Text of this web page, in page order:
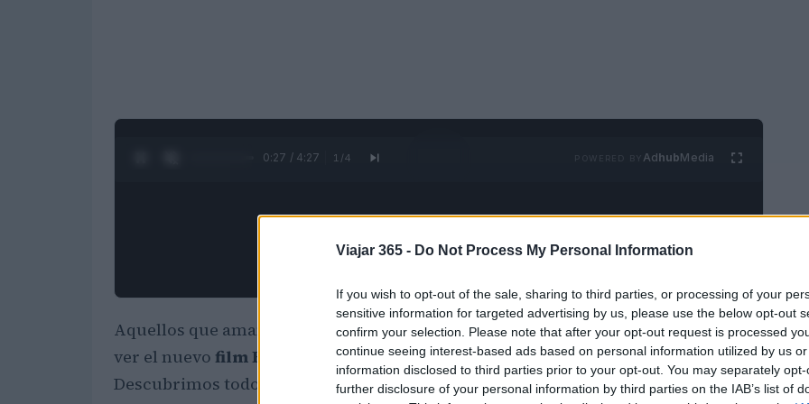
Viajar 365 - Do Not Process My Personal Information
If you wish to opt-out of the sale, sharing to third parties, or processing of your
sensitive information for targeted advertising by us, please use the below opt-out
confirm your selection. Please note that after your opt-out request is processed
continue seeing interest-based ads based on personal information utilized by us
information disclosed to third parties prior to your opt-out. You may separately
further disclosure of your personal information by third parties on the IAB’s list of
0:28 / 4:27 1 /4 AdhubMedia
Aquellos que aman las comedias sentimentales de otras épocas estarán felices de
ver el nuevo film Emma , lanzado en 2020, pero¿Dónde fue filmado ?
Descubrimos todos los lugares y curiosidades del set de la película tomada de la